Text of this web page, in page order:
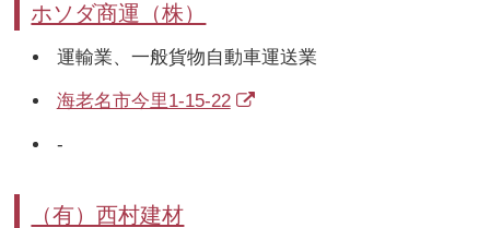
ホソダ商運（株）
運輸業、一般貨物自動車運送業
海老名市今里1-15-22
-
（有）西村建材